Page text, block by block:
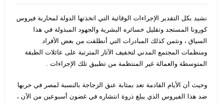
نشيد بكل التقدير الإجراءات الوقائية التي اتخذتها الدولة لمحاربة فيروس
كورونا المستجد وتقليل خسائره البشرية والجهود المبذولة في هذا
السياق ، ونثمن كذلك المبادرات التي أنطلقت من بعض الأفراد
ومنظمات المجتمع المدني لتخفيف الآثار المترتبة على عائلات الطبقة
المتوسطة والعمالة غير المنتظمة من تطبيق تلك الإجراءات .
وحيث أن الأيام القادمة تعد بمثابة عنق الزجاجة بالنسبة لمصر في حربها
ضد هذا الفيروس الذي يبلغ ذروة انتشاره في غضون أسبوعين من الآن ،